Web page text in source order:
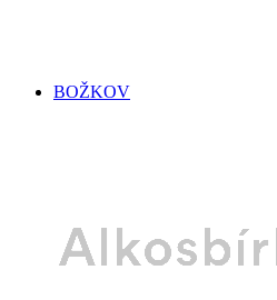
BOŽKOV